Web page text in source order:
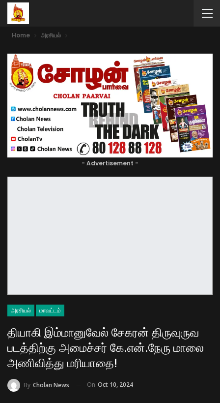
Home அரசியல்
- Advertisement -
அரசியல் மாவட்டம்
தியாகி இம்மானுவேல் சேகரன் திருவுருவ
படத்திற்கு அமைச்சர் கே.என்.நேரு மாலை
அணிவித்து மரியாதை!
By Cholan News On Oct 10, 2024